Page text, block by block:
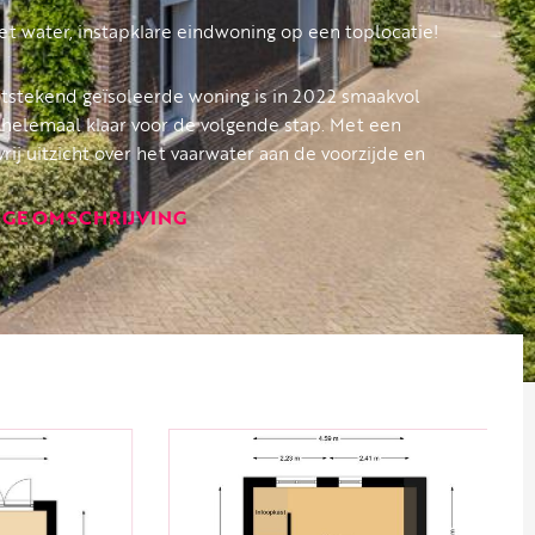
water, instapklare eindwoning op een toplocatie!
geïsoleerde woning is in 2022 smaakvol
klaar voor de volgende stap. Met een
uitzicht over het vaarwater aan de voorzijde en
woon je hier comfortabel én bijzonder
2022 gemoderniseerd en uitgevoerd met een
met comfortabele vloerverwarming, strak
plafonds. De op maat gemaakte cinewall vormt
Comfort en gemak komen hier
OMSCHRIJVING